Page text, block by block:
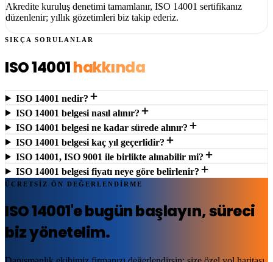
Akredite kuruluş denetimi tamamlanır, ISO 14001 sertifikanız
düzenlenir; yıllık gözetimleri biz takip ederiz.
SIKÇA SORULANLAR
ISO 14001hakkında
ISO 14001 nedir?
ISO 14001 belgesi nasıl alınır?
ISO 14001 belgesi ne kadar sürede alınır?
ISO 14001 belgesi kaç yıl geçerlidir?
ISO 14001, ISO 9001 ile birlikte alınabilir mi?
ISO 14001 belgesi fiyatı neye göre belirlenir?
ÜCRETSİZ ÖN DEĞERLENDİRME
ISO 14001'ebugün başlayın, süreci
biz yönetelim.